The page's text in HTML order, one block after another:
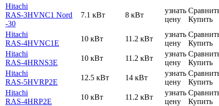
Hitachi
RAS-3HVNC1 Nord
-30
7.1 кВт 8 кВт
узнать
цену
Купить
Hitachi
RAS-4HVNC1E
10 кВт 11.2 кВт
узнать
цену
Купить
Hitachi
RAS-4HRNS3E
10 кВт 11.2 кВт
узнать
цену
Купить
Hitachi
RAS-5HVRP2E
12.5 кВт 14 кВт
узнать
цену
Купить
Hitachi
RAS-4HRP2E
10 кВт 11.2 кВт
узнать
цену
Купить